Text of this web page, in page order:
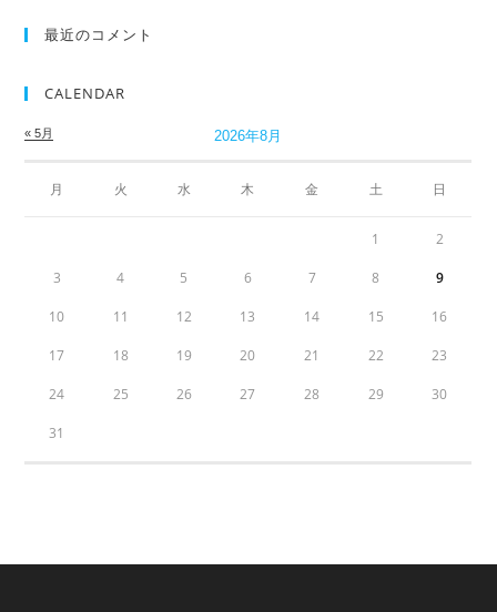
最近のコメント
CALENDAR
2026年8月
月 火 水 木 金 土 日
« 5月
1 2
3 4 5 6 7 8 9
10 11 12 13 14 15 16
17 18 19 20 21 22 23
24 25 26 27 28 29 30
31